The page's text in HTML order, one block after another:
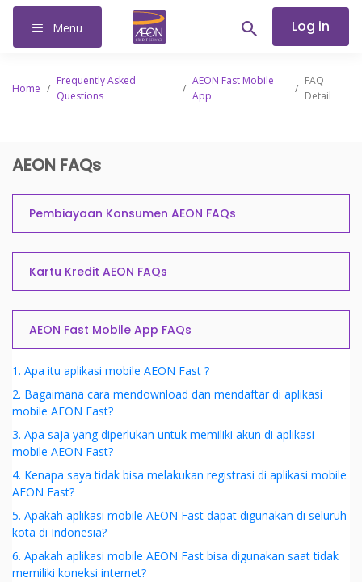
Log in
Menu
Home /
Frequently Asked
Questions
/
AEON Fast Mobile
App
/
FAQ
Detail
AEON FAQs
Pembiayaan Konsumen AEON FAQs
Kartu Kredit AEON FAQs
AEON Fast Mobile App FAQs
1. Apa itu aplikasi mobile AEON Fast ?
2. Bagaimana cara mendownload dan mendaftar di aplikasi
mobile AEON Fast?
3. Apa saja yang diperlukan untuk memiliki akun di aplikasi
mobile AEON Fast?
4. Kenapa saya tidak bisa melakukan registrasi di aplikasi mobile
AEON Fast?
5. Apakah aplikasi mobile AEON Fast dapat digunakan di seluruh
kota di Indonesia?
6. Apakah aplikasi mobile AEON Fast bisa digunakan saat tidak
memiliki koneksi internet?